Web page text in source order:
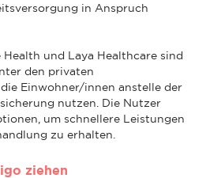
in Anspruch
und Laya Healthcare sind
den privaten
Einwohner/innen anstelle der
nutzen. Die Nutzer
um schnellere Leistungen
zu erhalten.
ziehen